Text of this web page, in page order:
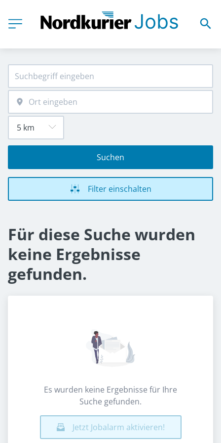
Suchen
Filter einschalten
Für diese Suche wurden
keine Ergebnisse
gefunden.
Es wurden keine Ergebnisse für Ihre
Suche gefunden.
Jetzt Jobalarm aktivieren!